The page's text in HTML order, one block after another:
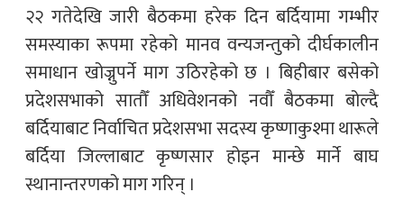
२२ गतेदेखि जारी बैठकमा हरेक दिन बर्दियामा गम्भीर
समस्याका रूपमा रहेको मानव वन्यजन्तुको दीर्घकालीन
समाधान खोज्नुपर्ने माग उठिरहेको छ । बिहीबार बसेको
प्रदेशसभाको सातौँ अधिवेशनको नवौँ बैठकमा बोल्दै
बर्दियाबाट निर्वाचित प्रदेशसभा सदस्य कृष्णाकुश्मा थारूले
बर्दिया जिल्लाबाट कृष्णसार होइन मान्छे मार्ने बाघ
स्थानान्तरणको माग गरिन् ।